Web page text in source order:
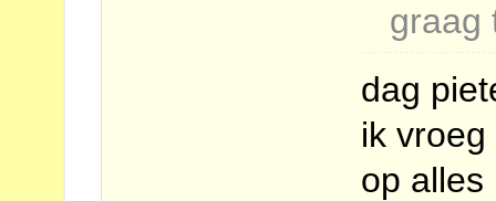
graag
dag
ik
op alles